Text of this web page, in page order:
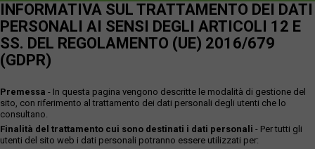
INFORMATIVA SUL TRATTAMENTO DEI DATI
PERSONALI AI SENSI DEGLI ARTICOLI 12 E
SS. DEL REGOLAMENTO (UE) 2016/679
(GDPR)
Premessa - In questa pagina vengono descritte le modalità di gestione del
sito, con riferimento al trattamento dei dati personali degli utenti che lo
consultano.
Finalità del trattamento cui sono destinati i dati personali - Per tutti gli
utenti del sito web i dati personali potranno essere utilizzati per: